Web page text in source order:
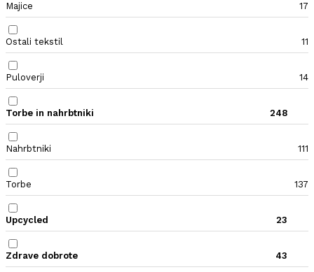
Majice 17
Ostali tekstil 11
Puloverji 14
Torbe in nahrbtniki 248
Nahrbtniki 111
Torbe 137
Upcycled 23
Zdrave dobrote 43